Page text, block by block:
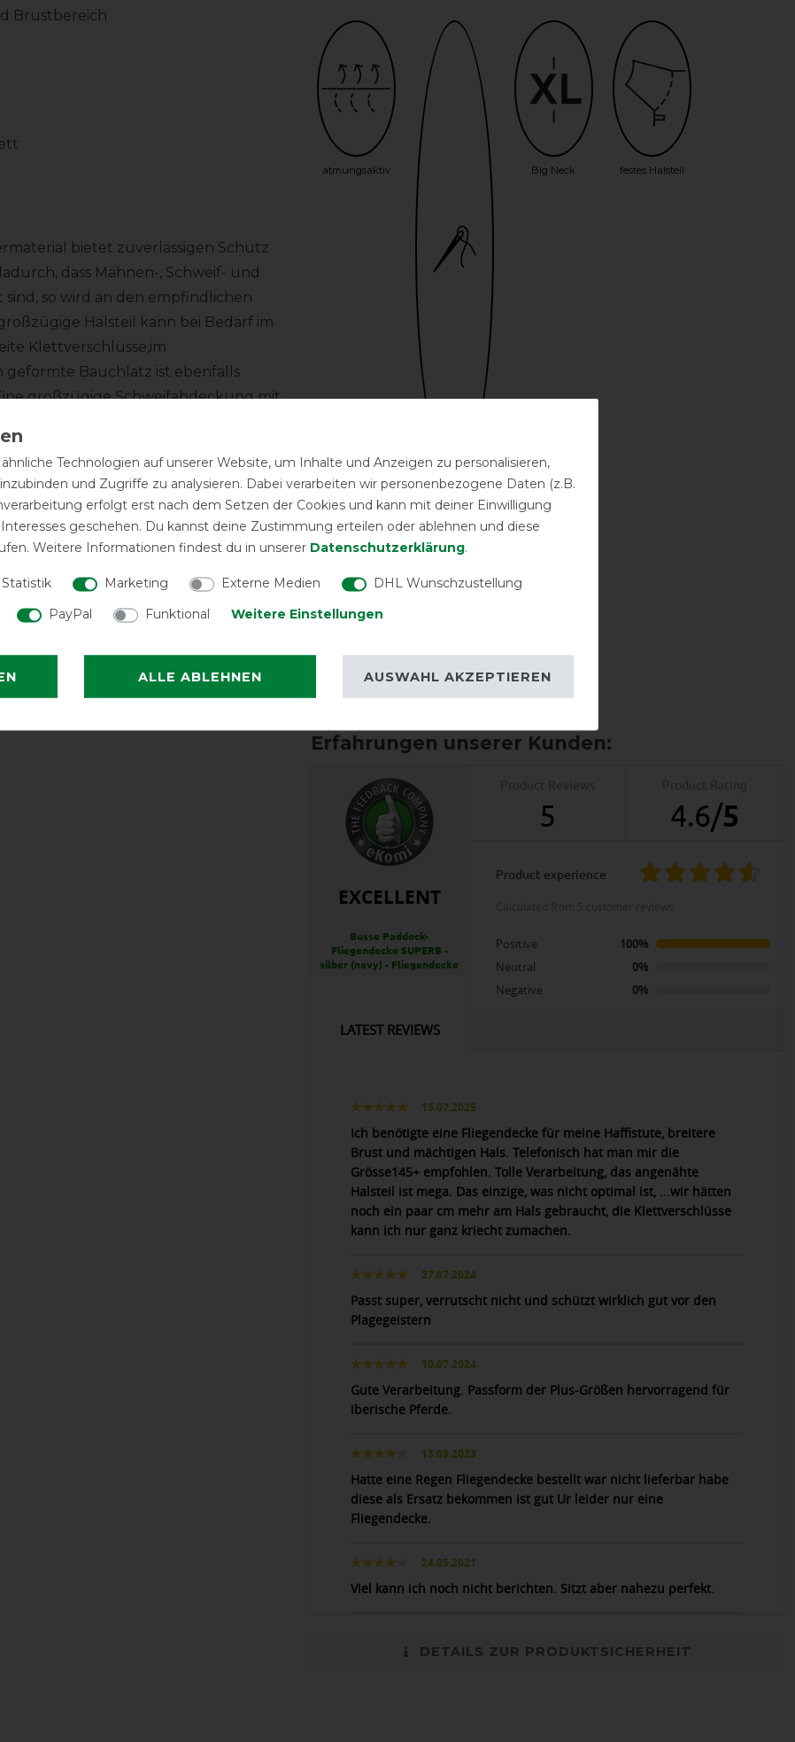
Brustbereich
bietet zuverlässigen Schutz
dass Mähnen-, Schweif- und
so wird an den empfindlichen
Halsteil kann bei Bedarf im
Klettverschlüsse,im
geformte Bauchlatz ist ebenfalls
großzügige Schweifabdeckung mit
V-Quick-Snap-Verschluss
Der tief angesetzte
den sicheren Sitz der
atmungsaktiv
Bestickung
möglich
Big Neck festes Halsteil
Halsteil
V-Front-
EXCELLENT
Busse Paddock-
Fliegendecke SUPERB -
silber (navy) - Fliegendecke
5 4.6/5
product experience
Positive
100%
Neutral
0%
Negative
0%
LATEST REVIEWS
15.07.2025
Ich benötigte eine Fliegendecke für meine Haffistute, breitere
Brust und mächtigen Hals. Telefonisch hat man mir die
Grösse145+ empfohlen. Tolle Verarbeitung, das angenähte
Halsteil ist mega. Das einzige, was nicht optimal ist, ...wir hätten
noch ein paar cm mehr am Hals gebraucht, die Klettverschlüsse
kann ich nur ganz kriecht zumachen.
27.07.2024
Passt super, verrutscht nicht und schützt wirklich gut vor den
Plagegeistern
10.07.2024
Gute Verarbeitung. Passform der Plus-Größen hervorragend für
iberische Pferde.
13.09.2023
Hatte eine Regen Fliegendecke bestellt war nicht lieferbar habe
diese als Ersatz bekommen ist gut Ur leider nur eine
Fliegendecke.
24.05.2021
Viel kann ich noch nicht berichten. Sitzt aber nahezu perfekt.
DETAILS ZUR PRODUKTSICHERHEIT
Technologien auf unserer Website, um Inhalte und Anzeigen zu personalisieren,
und Zugriffe zu analysieren. Dabei verarbeiten wir personenbezogene Daten (z.B.
erfolgt erst nach dem Setzen der Cookies und kann mit deiner Einwilligung
geschehen. Du kannst deine Zustimmung erteilen oder ablehnen und diese
Weitere Informationen findest du in unserer Daten­schutz­erklärung.
Statistik Marketing Externe Medien
DHL Wunschzustellung
PayPal
Funktional Weitere Einstellungen
ALLE ABLEHNEN AUSWAHL AKZEPTIEREN